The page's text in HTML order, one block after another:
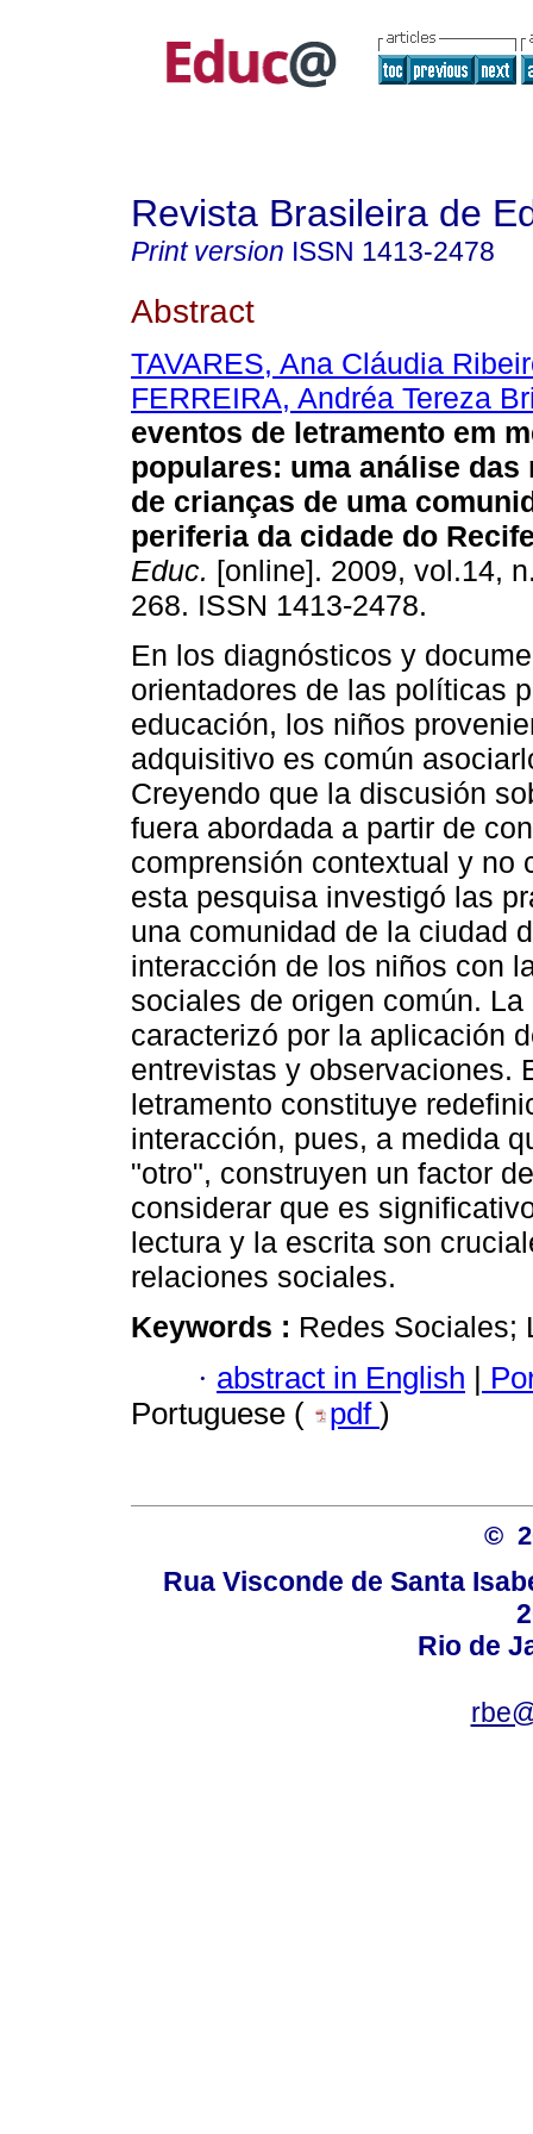
Revista Brasileira de
Print version ISSN 1413-2478
Abstract
TAVARES, Ana Cláudia
FERREIRA, Andréa Tereza
eventos de letramento em
populares: uma análise das
de crianças de uma
periferia da cidade do
Educ. [online]. 2009, vol.14,
268. ISSN 1413-2478.
En los diagnósticos y
orientadores de las políticas
educación, los niños
adquisitivo es común
Creyendo que la discusión
fuera abordada a partir de
comprensión contextual y no
esta pesquisa investigó las
una comunidad de la ciudad
interacción de los niños con
sociales de origen común.
caracterizó por la aplicación
entrevistas y observaciones.
letramento constituye
interacción, pues, a medida
"otro", construyen un factor
considerar que es
lectura y la escrita son
relaciones sociales.
Keywords : Redes Sociales;
· abstract in English |
Portuguese (
pdf )
©
Rua Visconde de Santa
Rio de